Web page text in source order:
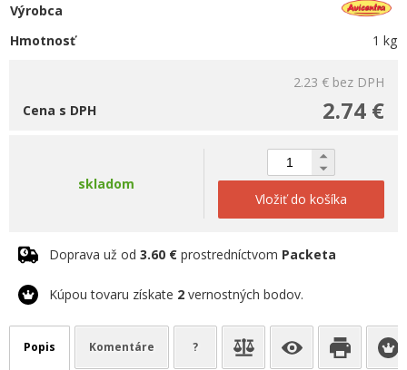
Výrobca
Hmotnosť
1 kg
2.23 € bez DPH
2.74 €
Cena s DPH
skladom
Vložiť do košíka
Doprava už od 3.60 € prostredníctvom Packeta
Kúpou tovaru získate 2 vernostných bodov.
Popis Komentáre ?